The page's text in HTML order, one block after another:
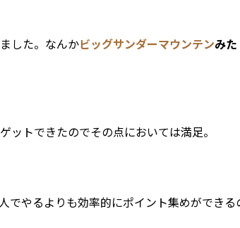
した。なんかビッグサンダーマウンテンみた
トできたのでその点においては満足。
でやるよりも効率的にポイント集めができる